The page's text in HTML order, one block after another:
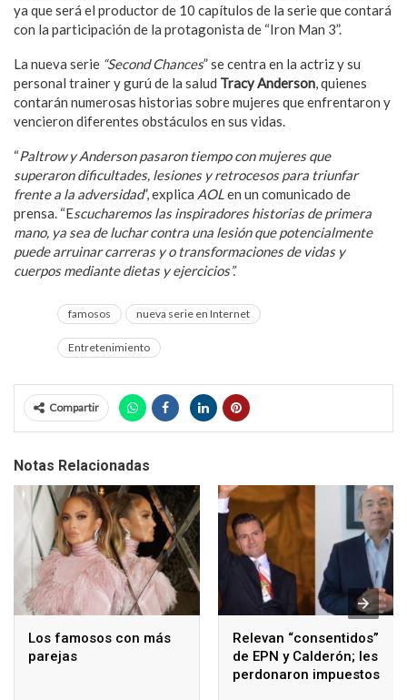
ya que será el productor de 10 capítulos de la serie que contará
con la participación de la protagonista de “Iron Man 3”.
La nueva serie “Second Chances” se centra en la actriz y su
personal trainer y gurú de la salud Tracy Anderson, quienes
contarán numerosas historias sobre mujeres que enfrentaron y
vencieron diferentes obstáculos en sus vidas.
“Paltrow y Anderson pasaron tiempo con mujeres que
superaron dificultades, lesiones y retrocesos para triunfar
frente a la adversidad”, explica AOLen un comunicado de
prensa. “Escucharemos las inspiradores historias de primera
mano, ya sea de luchar contra una lesión que potencialmente
puede arruinar carreras y o transformaciones de vidas y
cuerpos mediante dietas y ejercicios”.
famosos nueva serie en Internet
Entretenimiento
Compartir
Notas Relacionadas
Los famosos con más
parejas
Relevan “consentidos”
de EPN y Calderón; les
perdonaron impuestos